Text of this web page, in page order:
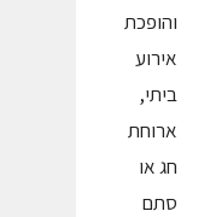
והופכת
אירוע
ביתי,
ארוחת
חג או
סתם